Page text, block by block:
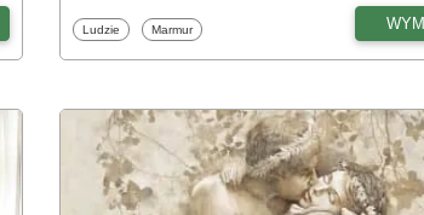
Fototapety
Ludzie Fototapety
Marmur